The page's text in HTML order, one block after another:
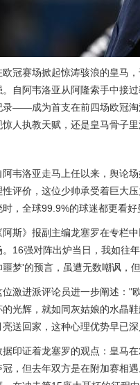
欧冠赛场掀起惊涛骇浪的皇马
。自阿韦洛亚从阿隆索手中接
录——成为首支在前四场欧冠淘
惊人执教天赋，还是皇马骨子
阿韦洛亚走马上任以来，舆论
性评价，这位少帅承受着巨大
时，全球99.9%的球迷都更看
阿斯》报副主编龙塞罗在专栏
。16强对阵出炉当日，我如往
噩梦'的预言，虽遭无数嘲讽，
位激进派评论员进一步阐述："
的光辉，就如同灰姑娘的水晶
亮送回家，这种心理优势早已
据印证着龙塞罗的观点：皇马
冠，但去年双方是在附加赛相